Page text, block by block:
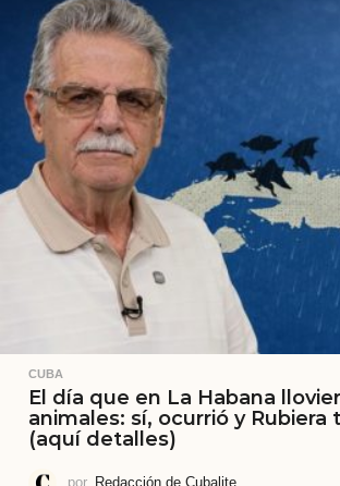
CUBA
El día que en La Habana
animales: sí, ocurrió y Rubiera
(aquí detalles)
por Redacción de Cubalite